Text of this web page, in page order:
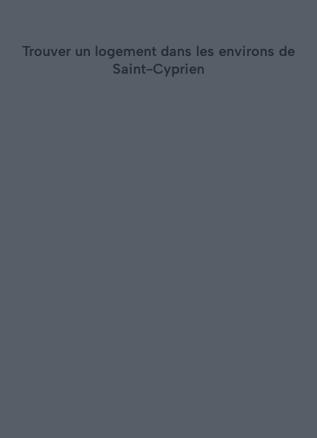
Trouver un logement dans les environs de
Saint-Cyprien